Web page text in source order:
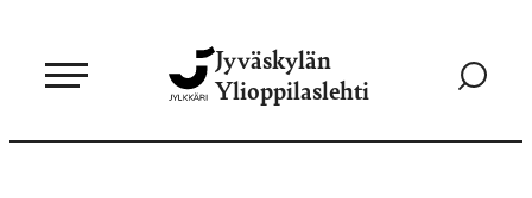
sisältöön
Jyväskylän
Ylioppilaslehti
Siirry